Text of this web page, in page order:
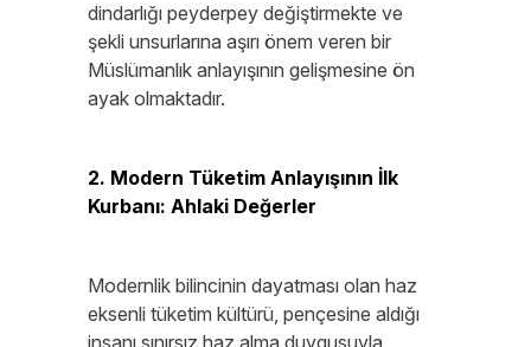
dindarlığı peyderpey değiştirmekte ve
şekli unsurlarına aşırı önem veren bir
Müslümanlık anlayışının gelişmesine ön
ayak olmaktadır.
2. Modern Tüketim Anlayışının İlk
Kurbanı: Ahlaki Değerler
Modernlik bilincinin dayatması olan haz
eksenli tüketim kültürü, pençesine aldığı
insanı sınırsız haz alma duygusuyla